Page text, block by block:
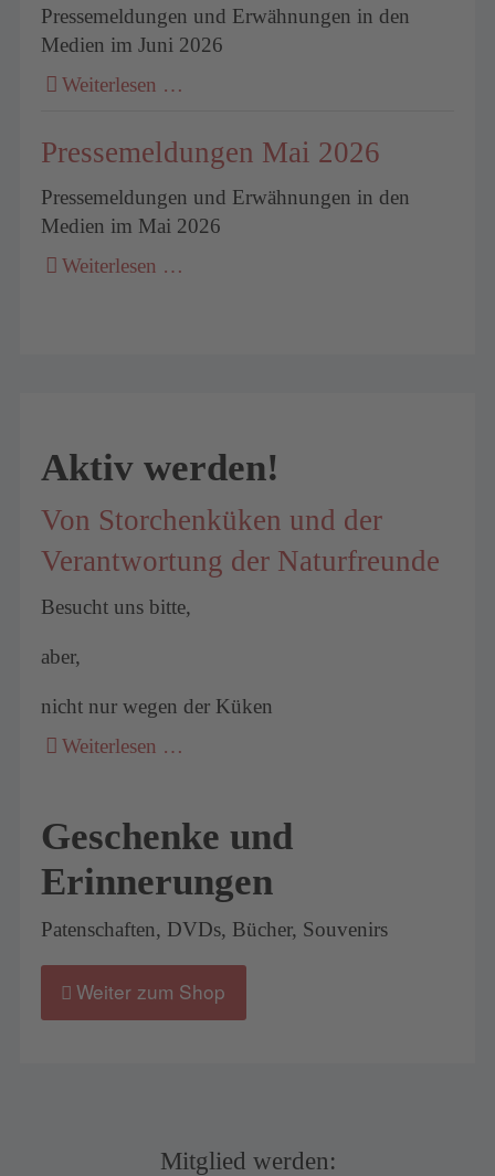
Pressemeldungen und Erwähnungen in den
Medien im Juni 2026
Weiterlesen …
Pressemeldungen Mai 2026
Pressemeldungen und Erwähnungen in den
Medien im Mai 2026
Weiterlesen …
Aktiv werden!
Von Storchenküken und der
Verantwortung der Naturfreunde
Besucht uns bitte,
aber,
nicht nur wegen der Küken
Weiterlesen …
Geschenke und
Erinnerungen
Patenschaften, DVDs, Bücher, Souvenirs
Weiter zum Shop
Mitglied werden: